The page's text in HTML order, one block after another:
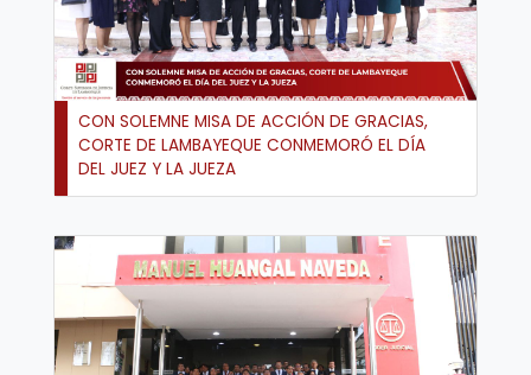
CON SOLEMNE MISA DE ACCIÓN DE GRACIAS,
CORTE DE LAMBAYEQUE CONMEMORÓ EL DÍA
DEL JUEZ Y LA JUEZA